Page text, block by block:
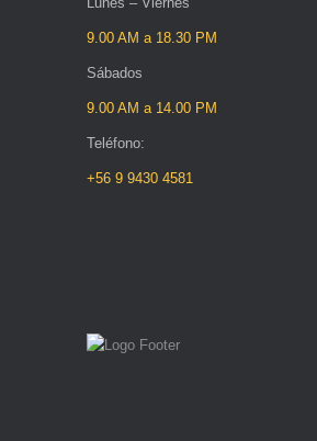
9.00 AM a 18.30 PM
Sábados
9.00 AM a 14.00 PM
Teléfono:
+56 9 9430 4581